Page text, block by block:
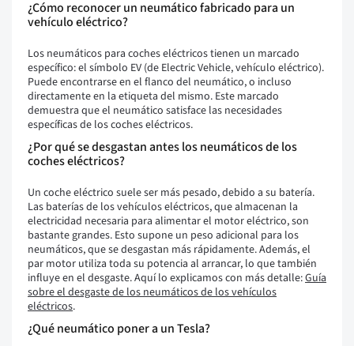
¿Cómo reconocer un neumático fabricado para un
vehículo eléctrico?
Los neumáticos para coches eléctricos tienen un marcado
específico: el símbolo EV (de Electric Vehicle, vehículo eléctrico).
Puede encontrarse en el flanco del neumático, o incluso
directamente en la etiqueta del mismo. Este marcado
demuestra que el neumático satisface las necesidades
específicas de los coches eléctricos.
¿Por qué se desgastan antes los neumáticos de los
coches eléctricos?
Un coche eléctrico suele ser más pesado, debido a su batería.
Las baterías de los vehículos eléctricos, que almacenan la
electricidad necesaria para alimentar el motor eléctrico, son
bastante grandes. Esto supone un peso adicional para los
neumáticos, que se desgastan más rápidamente. Además, el
par motor utiliza toda su potencia al arrancar, lo que también
influye en el desgaste. Aquí lo explicamos con más detalle:Guía
sobre el desgaste de los neumáticos de los vehículos
eléctricos.
¿Qué neumático poner a un Tesla?